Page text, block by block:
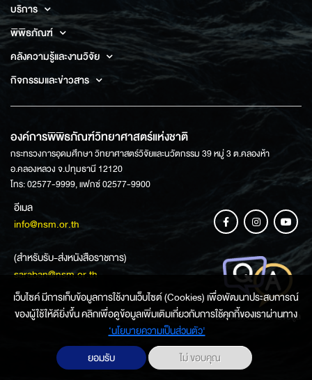
บริการ
พิพิธภัณฑ์
คลังความรู้และงานวิจัย
กิจกรรมและข่าวสาร
องค์การพิพิธภัณฑ์วิทยาศาสตร์แห่งชาติ
กระทรวงการอุดมศึกษา วิทยาศาสตร์วิจัยและนวัตกรรม 39 หมู่ 3 ต.คลองห้า
อ.คลองหลวง จ.ปทุมธานี 12120
โทร: 02577-9999, แฟกซ์ 02577-9900
อีเมล
info@nsm.or.th
(สำหรับรับ-ส่งหนังสือราชการ)
saraban@nsm.or.th
ช่องทางการสอบถามข้อมูล
เว็บไซค์ มีการเก็บข้อมูลการใช้งานเว็บไซต์ (Cookies) เพื่อพัฒนาประสบการณ์
ของผู้ใช้ให้ดียิ่งขึ้น คลิกเพื่อดูข้อมูลเพิ่มเติมเกี่ยวกับการใช้คุกกี้ของเราผ่านทาง
‘นโยบายความเป็นส่วนตัว'
ยอมรับ
ไม่ ขอบคุณ